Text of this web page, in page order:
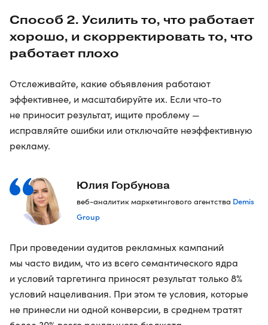
Способ 2. Усилить то, что работает
хорошо, и скорректировать то, что
работает плохо
Отслеживайте, какие объявления работают
эффективнее, и масштабируйте их. Если что-то
не приносит результат, ищите проблему —
исправляйте ошибки или отключайте неэффективную
рекламу.
Юлия Горбунова
веб-аналитик маркетингового агентства Demis
Group
При проведении аудитов рекламных кампаний
мы часто видим, что из всего семантического ядра
и условий таргетинга приносят результат только 8%
условий нацеливания. При этом те условия, которые
не принесли ни одной конверсии, в среднем тратят